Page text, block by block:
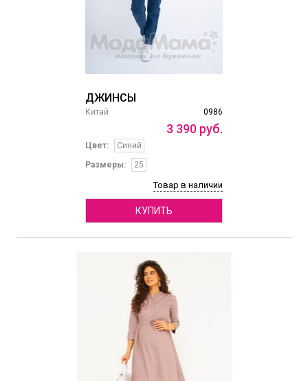
ДЖИНСЫ
0986
Китай
3 390 руб.
Цвет:
Синий
Размеры:
25
Товар в наличии
КУПИТЬ